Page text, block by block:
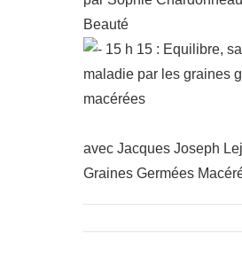
Beauté
15 h 15 : Equilibre,
maladie par les graines
macérées
avec Jacques Joseph
Graines Germées